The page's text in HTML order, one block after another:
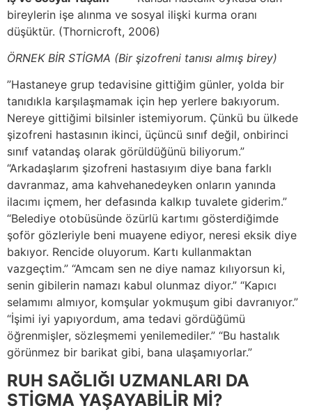
bireylerin işe alınma ve sosyal ilişki kurma oranı
düşüktür. (Thornicroft, 2006)
ÖRNEK BİR STİGMA (Bir şizofreni tanısı almış birey)
”Hastaneye grup tedavisine gittiğim günler, yolda bir
tanıdıkla karşılaşmamak için hep yerlere bakıyorum.
Nereye gittiğimi bilsinler istemiyorum. Çünkü bu ülkede
şizofreni hastasının ikinci, üçüncü sınıf değil, onbirinci
sınıf vatandaş olarak görüldüğünü biliyorum.”
“Arkadaşlarım şizofreni hastasıyım diye bana farklı
davranmaz, ama kahvehanedeyken onların yanında
ilacımı içmem, her defasında kalkıp tuvalete giderim.”
“Belediye otobüsünde özürlü kartımı gösterdiğimde
şoför gözleriyle beni muayene ediyor, neresi eksik diye
bakıyor. Rencide oluyorum. Kartı kullanmaktan
vazgeçtim.” “Amcam sen ne diye namaz kılıyorsun ki,
senin gibilerin namazı kabul olunmaz diyor.” “Kapıcı
selamımı almıyor, komşular yokmuşum gibi davranıyor.”
“İşimi iyi yapıyordum, ama tedavi gördüğümü
öğrenmişler, sözleşmemi yenilemediler.” “Bu hastalık
görünmez bir barikat gibi, bana ulaşamıyorlar.”
RUH SAĞLIĞI UZMANLARI DA
STİGMA YAŞAYABİLİR Mİ?